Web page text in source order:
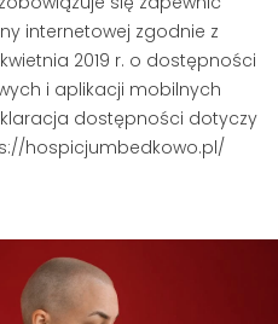
internetowej zgodnie z
2019 r. o dostępności
i aplikacji mobilnych
dostępności dotyczy
hospicjumbedkowo.pl/